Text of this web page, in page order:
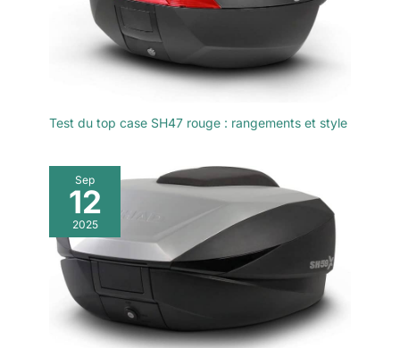
Test du top case SH47 rouge : rangements et style
Sep
12
2025